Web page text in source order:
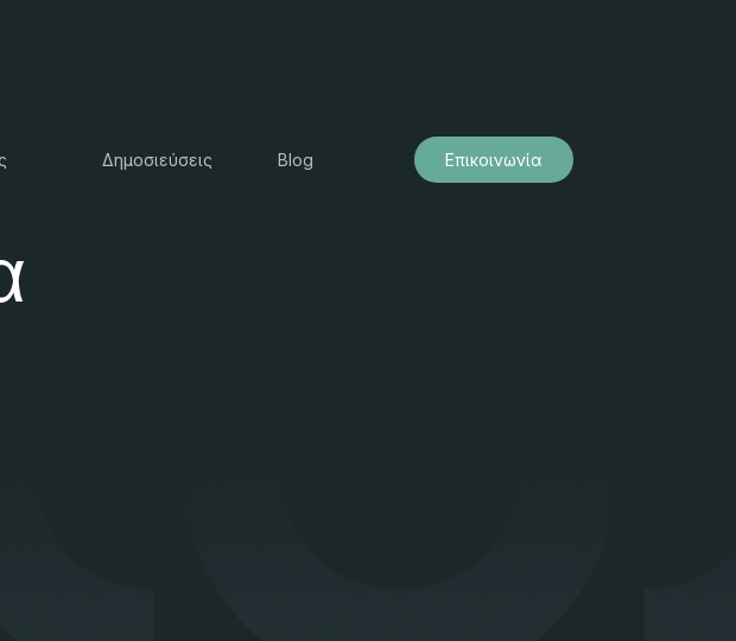
Δημοσιεύσεις Blog Επικοινωνία